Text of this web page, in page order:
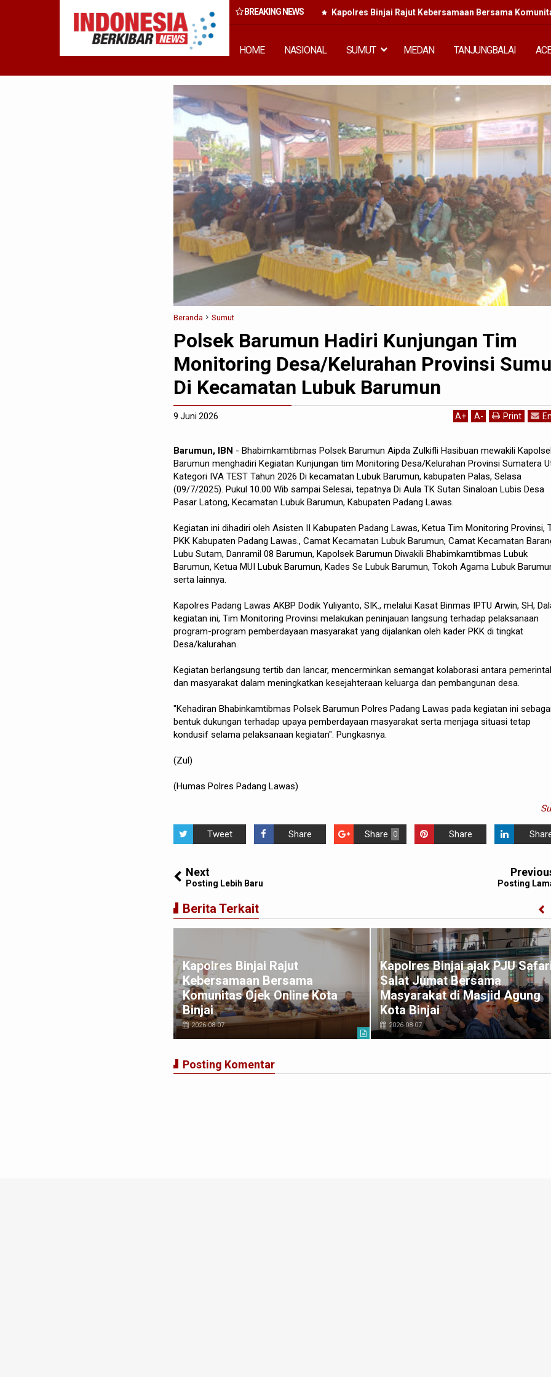
BREAKING NEWS
Rumput Laut Nias Utara dari Hulu ke Hilir Kapolres Binjai Rajut Kebersamaan Bersama
HOME NASIONAL SUMUT MEDAN TANJUNGBALAI
Beranda Sumut
Polsek Barumun Hadiri Kunjungan Tim
Monitoring Desa/Kelurahan Provinsi
Di Kecamatan Lubuk Barumun
9 Juni 2026 A+ A- Print
Barumun, IBN - Bhabimkamtibmas Polsek Barumun Aipda Zulkifli Hasibuan mewakili
Barumun menghadiri Kegiatan Kunjungan tim Monitoring Desa/Kelurahan Provinsi Sumatera
Kategori IVA TEST Tahun 2026 Di kecamatan Lubuk Barumun, kabupaten Palas, Selasa
(09/7/2025). Pukul 10.00 Wib sampai Selesai, tepatnya Di Aula TK Sutan Sinaloan Lubis Desa
Pasar Latong, Kecamatan Lubuk Barumun, Kabupaten Padang Lawas.
Kegiatan ini dihadiri oleh Asisten II Kabupaten Padang Lawas, Ketua Tim Monitoring Provinsi,
PKK Kabupaten Padang Lawas., Camat Kecamatan Lubuk Barumun, Camat Kecamatan
Lubu Sutam, Danramil 08 Barumun, Kapolsek Barumun Diwakili Bhabimkamtibmas Lubuk
Barumun, Ketua MUI Lubuk Barumun, Kades Se Lubuk Barumun, Tokoh Agama Lubuk
serta lainnya.
Kapolres Padang Lawas AKBP Dodik Yuliyanto, SIK., melalui Kasat Binmas IPTU Arwin, SH,
kegiatan ini, Tim Monitoring Provinsi melakukan peninjauan langsung terhadap pelaksanaan
program-program pemberdayaan masyarakat yang dijalankan oleh kader PKK di tingkat
Desa/kalurahan.
Kegiatan berlangsung tertib dan lancar, mencerminkan semangat kolaborasi antara
dan masyarakat dalam meningkatkan kesejahteraan keluarga dan pembangunan desa.
"Kehadiran Bhabinkamtibmas Polsek Barumun Polres Padang Lawas pada kegiatan ini
bentuk dukungan terhadap upaya pemberdayaan masyarakat serta menjaga situasi tetap
kondusif selama pelaksanaan kegiatan". Pungkasnya.
(Zul)
(Humas Polres Padang Lawas)
Tweet Share 0
Share Share
Next
Posting Lebih Baru Posting
Berita Terkait
Kapolres Binjai Rajut
Kebersamaan Bersama
Komunitas Ojek Online Kota
Binjai
2026-08-07
Kapolres Binjai ajak PJU
Salat Jumat Bersama
Masyarakat di Masjid Agung
Kota Binjai
2026-08-07
Posting Komentar